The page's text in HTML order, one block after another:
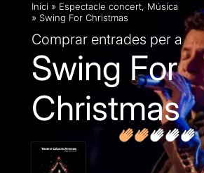
Inici » Espectacle concert, Música
» Swing For Christmas
Comprar entrades per a
Swing For
Christmas